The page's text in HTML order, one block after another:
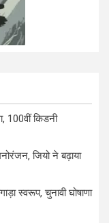
100वीं किडनी
जियो ने बढ़ाया
स्वरूप, चुनावी घोषाणा